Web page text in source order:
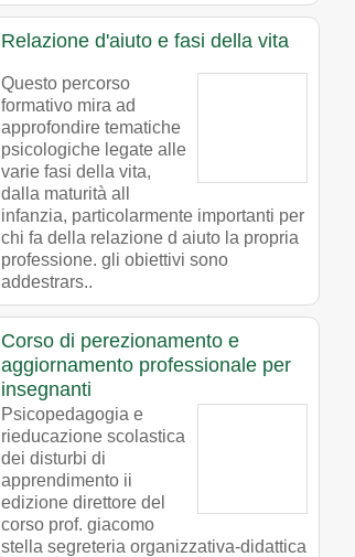
Relazione d'aiuto e fasi della vita
Questo percorso
formativo mira ad
approfondire tematiche
psicologiche legate alle
varie fasi della vita,
dalla maturità all
infanzia, particolarmente importanti per
chi fa della relazione d aiuto la propria
professione. gli obiettivi sono
addestrars..
Corso di perezionamento e
aggiornamento professionale per
insegnanti
Psicopedagogia e
rieducazione scolastica
dei disturbi di
apprendimento ii
edizione direttore del
corso prof. giacomo
stella segreteria organizzativa-didattica